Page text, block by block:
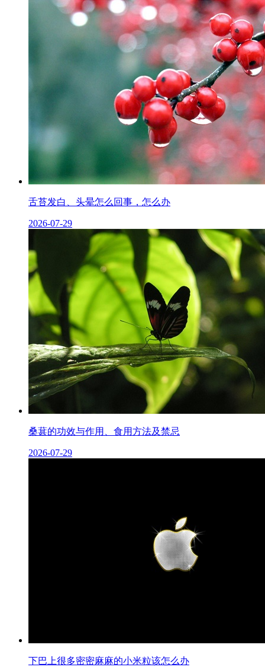
舌苔发白、头晕怎么回事，怎么办
2026-07-29
桑葚的功效与作用、食用方法及禁忌
2026-07-29
下巴上很多密密麻麻的小米粒该怎么办